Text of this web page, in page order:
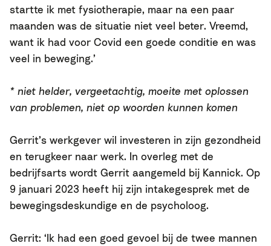
startte ik met fysiotherapie, maar na een paar
maanden was de situatie niet veel beter. Vreemd,
want ik had voor Covid een goede conditie en was
veel in beweging.’
* niet helder, vergeetachtig, moeite met oplossen
van problemen, niet op woorden kunnen komen
Gerrit’s werkgever wil investeren in zijn gezondheid
en terugkeer naar werk. In overleg met de
bedrijfsarts wordt Gerrit aangemeld bij Kannick. Op
9 januari 2023 heeft hij zijn intakegesprek met de
bewegingsdeskundige en de psycholoog.
Gerrit: ‘Ik had een goed gevoel bij de twee mannen